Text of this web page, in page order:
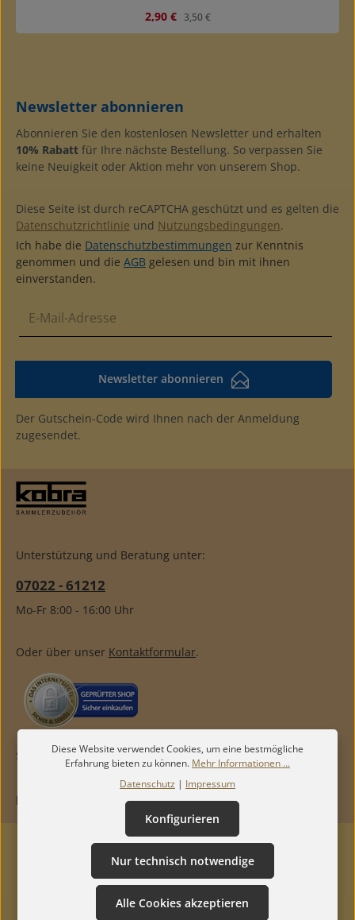
Es ist keine Münze enthalten.
Verkaufspreis:
2,90 € Regulärer Preis:
3,50 €
Newsletter abonnieren
Abonnieren Sie den kostenlosen Newsletter und erhalten
10% Rabatt für Ihre nächste Bestellung. So verpassen Sie
keine Neuigkeit oder Aktion mehr von unserem Shop.
Diese Seite ist durch reCAPTCHA geschützt und es gelten die
Datenschutzrichtlinie und Nutzungsbedingungen.
Ich habe die Datenschutzbestimmungen zur Kenntnis
genommen und die AGB gelesen und bin mit ihnen
einverstanden.
Newsletter abonnieren
Der Gutschein-Code wird Ihnen nach der Anmeldung
zugesendet.
Unterstützung und Beratung unter:
07022 - 61212
Mo-Fr 8:00 - 16:00 Uhr
Oder über unser Kontaktformular.
SERVICE
INFORMATIONEN
Diese Website verwendet Cookies, um eine bestmögliche
Erfahrung bieten zu können. Mehr Informationen ...
Datenschutz | Impressum
Nur technisch notwendige
Konfigurieren
Alle Cookies akzeptieren